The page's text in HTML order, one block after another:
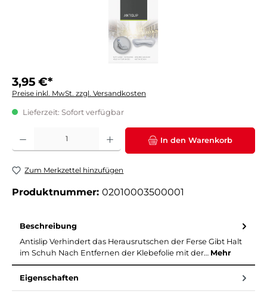
3,95 €*
Preise inkl. MwSt. zzgl. Versandkosten
Lieferzeit: Sofort verfügbar
Produkt Anzahl: Gib den gewünschten Wert ein oder benutze die Schaltflächen um
In den Warenkorb
Zum Merkzettel hinzufügen
Produktnummer: 02010003500001
Beschreibung
Antislip Verhindert das Herausrutschen der Ferse Gibt Halt
im Schuh Nach Entfernen der Klebefolie mit der… Mehr
Eigenschaften